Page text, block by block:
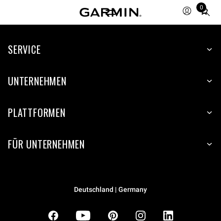
0
Total
items
cart:
SERVICE
UNTERNEHMEN
PLATTFORMEN
FÜR UNTERNEHMEN
Deutschland | Germany